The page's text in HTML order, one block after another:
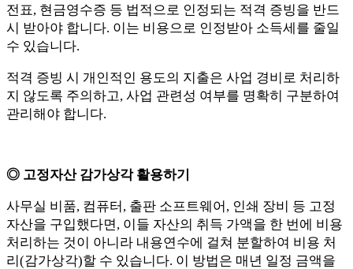
전표, 현금영수증 등 법적으로 인정되는 적격 증빙을 반드
시 받아야 합니다. 이는 비용으로 인정받아 소득세를 줄일
수 있습니다.
적격 증빙 시 개인적인 용도의 지출은 사업 경비로 처리하
지 않도록 주의하고, 사업 관련성 여부를 명확히 구분하여
관리해야 합니다.
◎ 고정자산 감가상각 활용하기
사무실 비품, 컴퓨터, 출판 소프트웨어, 인쇄 장비 등 고정
자산을 구입했다면, 이들 자산의 취득 가액을 한 번에 비용
처리하는 것이 아니라 내용연수에 걸쳐 분할하여 비용 처
리(감가상각)할 수 있습니다. 이 방법은 매년 일정 금액을